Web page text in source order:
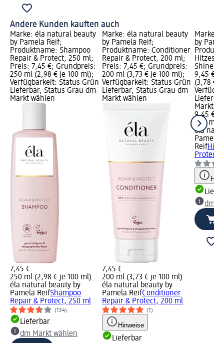
Andere Kunden kauften auch
Marke: éla natural beauty
by Pamela Reif;
Produktname: Shampoo
Repair & Protect, 250 ml;
Preis: 7,45 €; Grundpreis:
250 ml (2,98 € je 100 ml);
Verfügbarkeit: Status Grün
Lieferbar, Status Grau dm
Markt wählen
7,45 €
250 ml (2,98 € je 100 ml)
éla natural beauty by
Pamela ReifShampoo
Repair & Protect, 250 ml
(134)
Lieferbar
dm Markt wählen
Marke: éla natural beauty
by Pamela Reif;
Produktname: Conditioner
Repair & Protect, 200 ml;
Preis: 7,45 €; Grundpreis:
200 ml (3,73 € je 100 ml);
Verfügbarkeit: Status Grün
Lieferbar, Status Grau dm
Markt wählen
7,45 €
200 ml (3,73 € je 100 ml)
éla natural beauty by
Pamela ReifConditioner
Repair & Protect, 200 ml
(1)
Hinweise
Lieferbar
Marke:
by
Shine,
9,45 €;
(3,78 €
Markt
9,45 €
250 ml
éla
Pamela
Reif
Protect
dm